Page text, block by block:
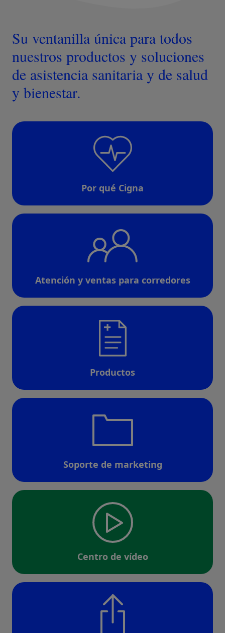
Su ventanilla única para todos
nuestros productos y soluciones
de asistencia sanitaria y de salud
y bienestar.
Por qué Cigna
Atención y ventas para corredores
Productos
Soporte de marketing
Centro de vídeo